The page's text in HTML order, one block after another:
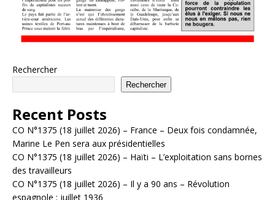
Rechercher
Rechercher
Recent Posts
CO N°1375 (18 juillet 2026) – France – Deux fois condamnée,
Marine Le Pen sera aux présidentielles
CO N°1375 (18 juillet 2026) – Haïti – L’exploitation sans bornes
des travailleurs
CO N°1375 (18 juillet 2026) – Il y a 90 ans – Révolution
espagnole : juillet 1936